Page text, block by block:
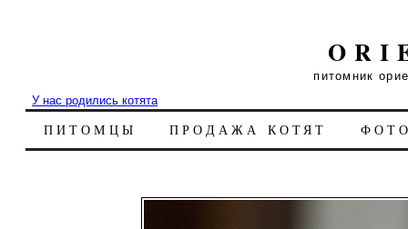
питомник
У нас родились котята
ПИТОМЦЫ ПРОДАЖА КОТЯТ